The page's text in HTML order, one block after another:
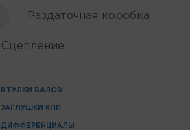
Раздаточная коробка
Сцепление
ВТУЛКИ ВАЛОВ
ЗАГЛУШКИ КПП
ДИФФЕРЕНЦИАЛЫ